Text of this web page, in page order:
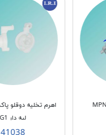
لبه دار G1